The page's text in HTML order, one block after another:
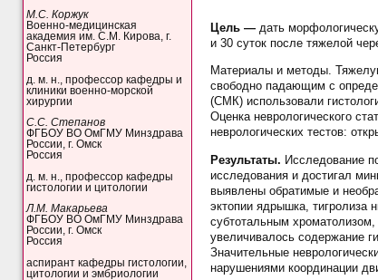
М.С. Коржук
Военно-медицинская
академия им. С.М. Кирова, г.
Санкт-Петербург
Россия
д. м. н., профессор кафедры и
клиники военно-морской
хирургии
С.С. Степанов
ФГБОУ ВО ОмГМУ Минздрава
России, г. Омск
Россия
д. м. н., профессор кафедры
гистологии и цитологии
Л.М. Макарьева
ФГБОУ ВО ОмГМУ Минздрава
России, г. Омск
Россия
аспирант кафедры гистологии,
цитологии и эмбриологии
Цель — дать
и 30 суток после тяжелой
Материалы и методы.
свободно падающим с
(СМК) использовали
Оценка неврологического
неврологических тестов:
Результаты. Исследование
исследования и достигал
выявлены обратимые и
эктопии ядрышка, тигролиза
субтотальным
увеличивалось содержание
Значительные
нарушениями координации